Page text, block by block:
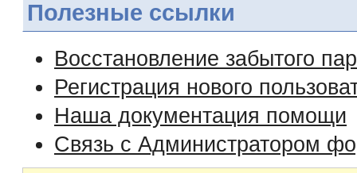
Полезные ссылки
Восстановление забытого
Регистрация нового
Наша документация помощи
Связь с Администратором